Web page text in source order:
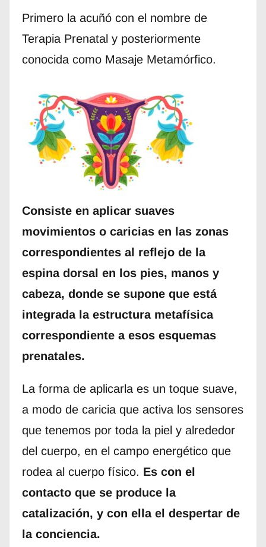
Primero la acuñó con el nombre de
Terapia Prenatal y posteriormente
conocida como Masaje Metamórfico.
Consiste en aplicar suaves
movimientos o caricias en las zonas
correspondientes al reflejo de la
espina dorsal en los pies, manos y
cabeza, donde se supone que está
integrada la estructura metafísica
correspondiente a esos esquemas
prenatales.
La forma de aplicarla es un toque suave,
a modo de caricia que activa los sensores
que tenemos por toda la piel y alrededor
del cuerpo, en el campo energético que
rodea al cuerpo físico. Es con el
contacto que se produce la
catalización, y con ella el despertar de
la conciencia.